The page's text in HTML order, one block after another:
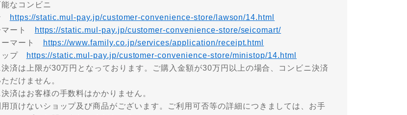
能なコンビニ
https://static.mul-pay.jp/customer-convenience-store/lawson/14.html
マート
https://static.mul-pay.jp/customer-convenience-store/seicomart/
マート
https://www.family.co.jp/services/application/receipt.html
ップ
https://static.mul-pay.jp/customer-convenience-store/ministop/14.html
済は上限が30万円となっております。ご購入金額が30万円以上の場合、コンビニ決済
だけません。
済はお客様の手数料はかかりません。
頂けないショップ及び商品がございます。ご利用可否等の詳細につきましては、お手